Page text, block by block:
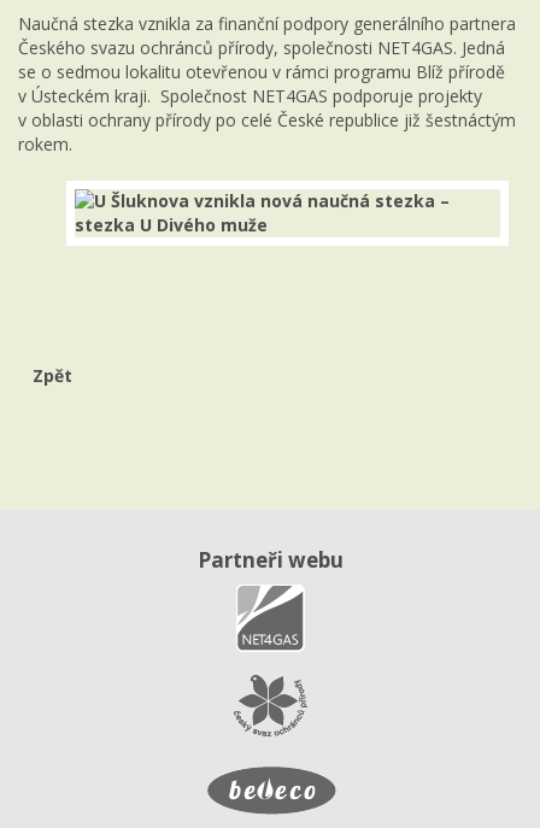
Naučná stezka vznikla za finanční podpory generálního partnera
Českého svazu ochránců přírody, společnosti NET4GAS. Jedná
se o sedmou lokalitu otevřenou v rámci programu Blíž přírodě
v Ústeckém kraji. Společnost NET4GAS podporuje projekty
v oblasti ochrany přírody po celé České republice již šestnáctým
rokem.
Zpět
Partneři webu